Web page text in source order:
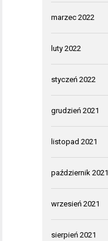
marzec 2022
luty 2022
styczeń 2022
grudzień 2021
listopad 2021
październik 2021
wrzesień 2021
sierpień 2021